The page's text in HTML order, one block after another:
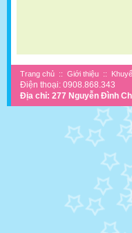
Trang chủ :: Giới thiệu ::
Điện thoại: 0908.868.343
Địa chỉ: 277 Nguyễn Đình